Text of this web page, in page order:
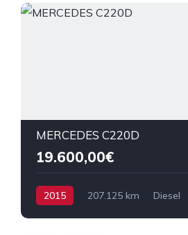
MERCEDES C220D
19.600,00€
2015 207.125 km
Diesel